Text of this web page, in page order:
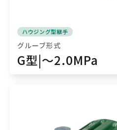
ハウジング型継手
グルーブ形式
G型|～2.0MPa